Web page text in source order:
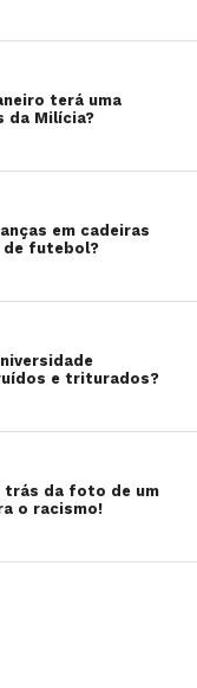
terá uma
da Milícia?
em cadeiras
de futebol?
e triturados?
trás da foto de um
o racismo!